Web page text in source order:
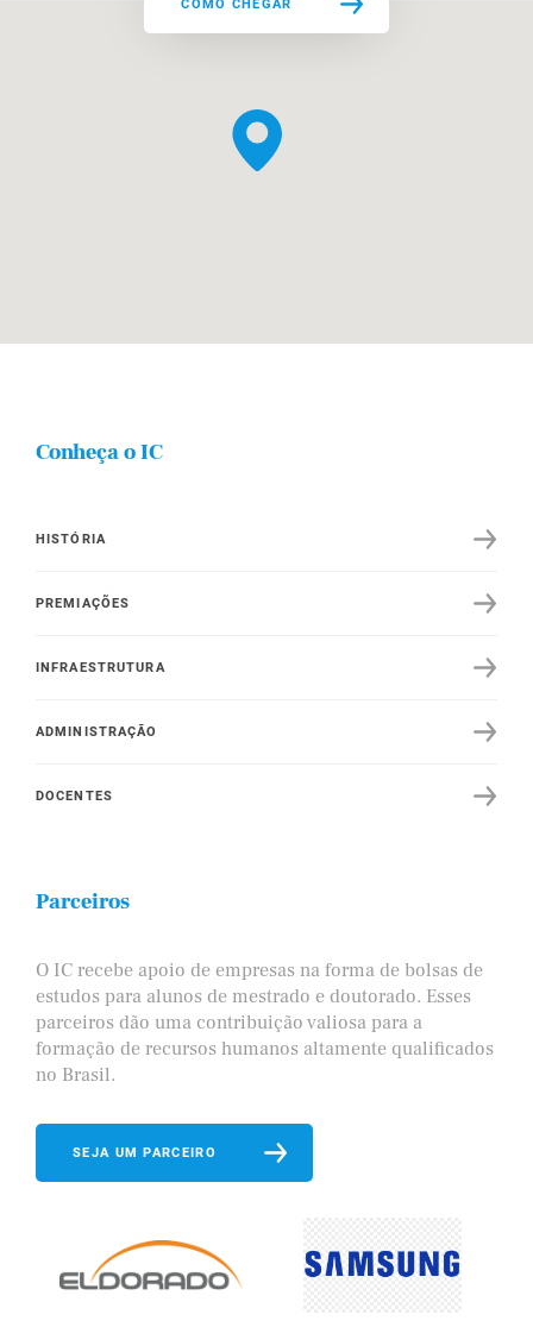
COMO CHEGAR
Conheça o IC
HISTÓRIA
PREMIAÇÕES
INFRAESTRUTURA
ADMINISTRAÇÃO
DOCENTES
Parceiros
O IC recebe apoio de empresas na forma de bolsas de
estudos para alunos de mestrado e doutorado. Esses
parceiros dão uma contribuição valiosa para a
formação de recursos humanos altamente qualificados
no Brasil.
SEJA UM PARCEIRO